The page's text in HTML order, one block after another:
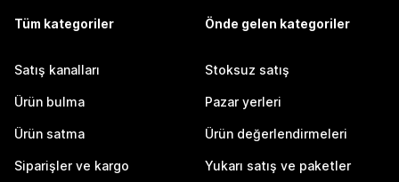
Tüm kategoriler
Satış kanalları
Ürün bulma
Ürün satma
Siparişler ve kargo
Önde gelen kategoriler
Stoksuz satış
Pazar yerleri
Ürün değerlendirmeleri
Yukarı satış ve paketler